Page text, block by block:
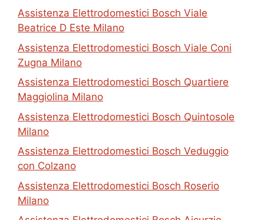
Assistenza Elettrodomestici Bosch Viale
Beatrice D Este Milano
Assistenza Elettrodomestici Bosch Viale Coni
Zugna Milano
Assistenza Elettrodomestici Bosch Quartiere
Maggiolina Milano
Assistenza Elettrodomestici Bosch Quintosole
Milano
Assistenza Elettrodomestici Bosch Veduggio
con Colzano
Assistenza Elettrodomestici Bosch Roserio
Milano